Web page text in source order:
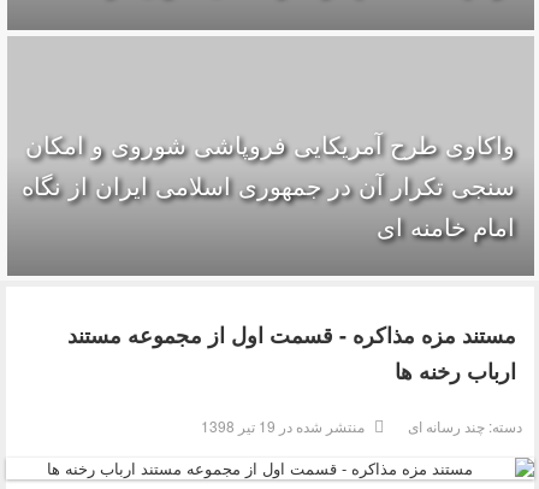
واکاوی طرح آمریکایی فروپاشی شوروی و امکان
سنجی تکرار آن در جمهوری اسلامی ایران از نگاه
امام خامنه ای
مستند مزه مذاکره - قسمت اول از مجموعه مستند
ارباب رخنه ها
دسته:چند رسانه ای منتشر شده در 19 تیر 1398